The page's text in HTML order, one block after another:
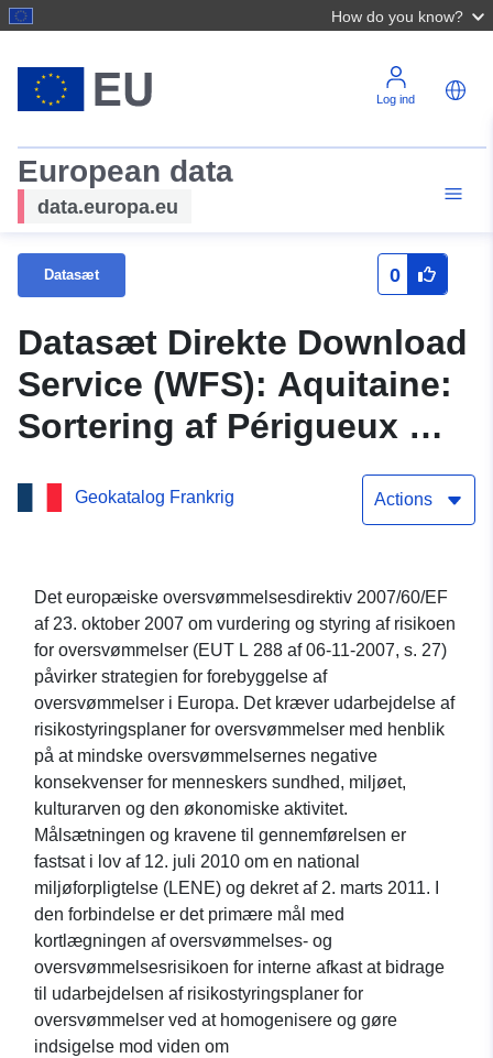
How do you know?
Log ind
European data
data.europa.eu
Datasæt 0
Datasæt Direkte Download
Service (WFS): Aquitaine:
Sortering af Périgueux —
Overvågning af spørgsmål
vedrørende kulturarv,
Geokatalog Frankrig Actions
Det europæiske oversvømmelsesdirektiv 2007/60/EF
af 23. oktober 2007 om vurdering og styring af risikoen
for oversvømmelser (EUT L 288 af 06-11-2007, s. 27)
påvirker strategien for forebyggelse af
oversvømmelser i Europa. Det kræver udarbejdelse af
risikostyringsplaner for oversvømmelser med henblik
på at mindske oversvømmelsernes negative
konsekvenser for menneskers sundhed, miljøet,
kulturarven og den økonomiske aktivitet.
Målsætningen og kravene til gennemførelsen er
fastsat i lov af 12. juli 2010 om en national
miljøforpligtelse (LENE) og dekret af 2. marts 2011. I
den forbindelse er det primære mål med
kortlægningen af oversvømmelses- og
oversvømmelsesrisikoen for interne afkast at bidrage
til udarbejdelsen af risikostyringsplaner for
oversvømmelser ved at homogenisere og gøre
indsigelse mod viden om